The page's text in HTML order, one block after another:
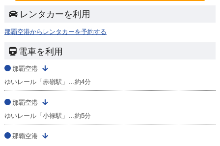
レンタカーを利用
那覇空港からレンタカーを予約する
電車を利用
那覇空港
ゆいレール「赤嶺駅」…約4分
那覇空港
ゆいレール「小禄駅」…約5分
那覇空港